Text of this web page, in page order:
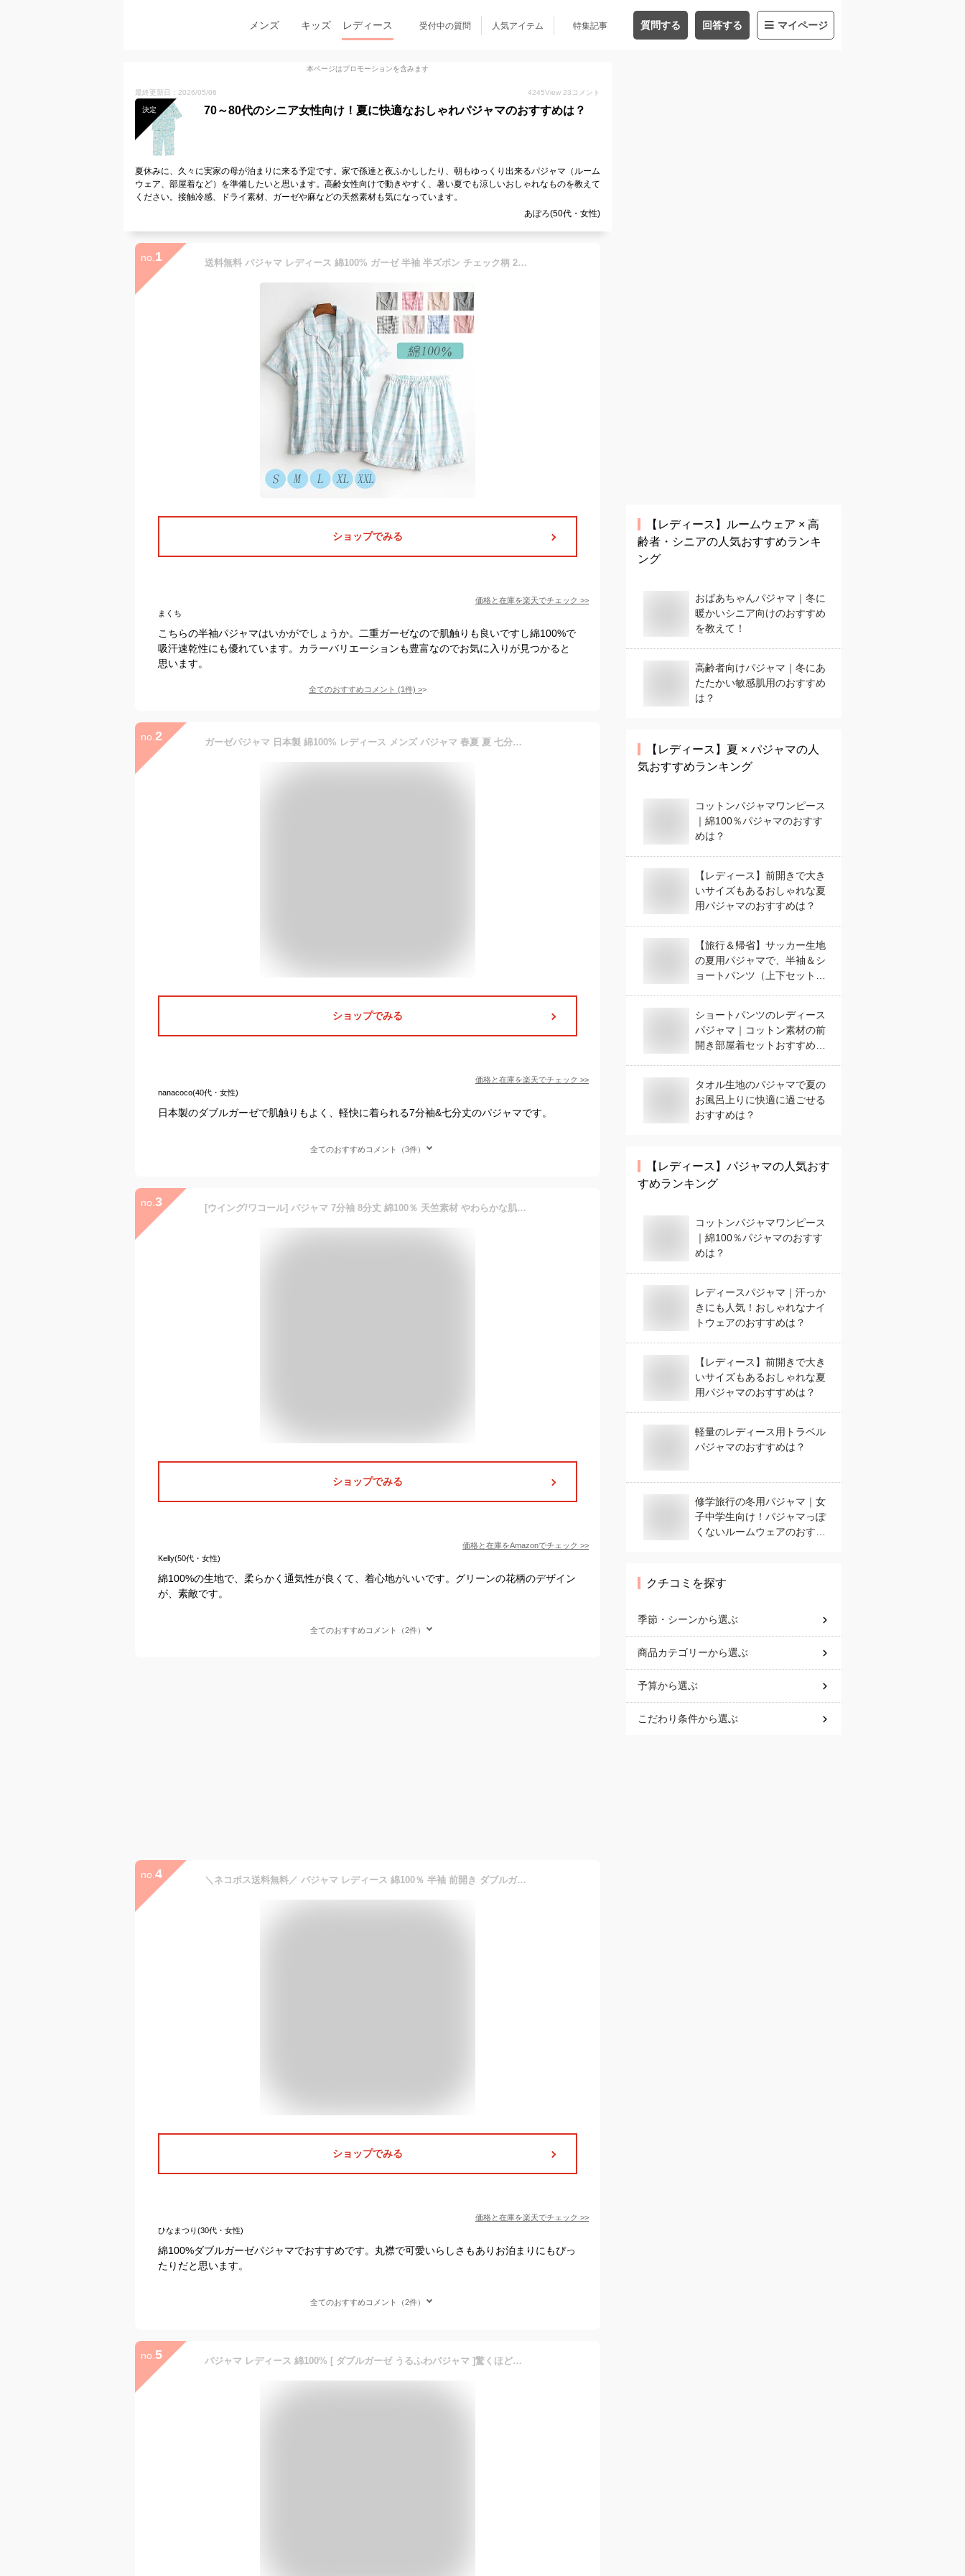
メンズ キッズ レディース 受付中の質問 人気アイテム 特集記事 質問する 回答する マイページ
本ページはプロモーションを含みます
最終更新日：2026/05/06 4245View 23 コメント
決定 70～80代のシニア女性向け！夏に快適なおしゃれパジャマのおすすめは？
夏休みに、久々に実家の母が泊まりに来る予定です。家で孫達と夜ふかししたり、朝もゆっくり出来るパジャマ（ルーム
ウェア、部屋着など）を準備したいと思います。高齢女性向けで動きやすく、暑い夏でも涼しいおしゃれなものを教えて
ください。接触冷感、ドライ素材、ガーゼや麻などの天然素材も気になっています。
あぽろ(50代・女性)
no. 1 送料無料 パジャマ レディース 綿100% ガーゼ 半袖 半ズボン チェック柄 2重ガーゼ ルームウェア 夏 レディースパジャマ 大きいサイズ 半袖半パンツ
ショップでみる
価格と在庫を楽天でチェック >>
まくち
こちらの半袖パジャマはいかがでしょうか。二重ガーゼなので肌触りも良いですし綿100%で
吸汗速乾性にも優れています。カラーバリエーションも豊富なのでお気に入りが見つかると
思います。
全てのおすすめコメント (1件) >
no. 2 ガーゼパジャマ 日本製 綿100% レディース メンズ パジャマ 春夏 夏 七分袖 半袖 実用的 ルームウェア 薄手 涼しい 大きい おしゃれ 2重ガーゼ ダブルガーゼ ゆったり 部屋着 母の日 父の日 プレゼント ラッピング ギフト 三河木綿 アエリア
ショップでみる
価格と在庫を楽天でチェック >>
nanacoco(40代・女性)
日本製のダブルガーゼで肌触りもよく、軽快に着られる7分袖&七分丈のパジャマです。
全てのおすすめコメント（3件）
no. 3 [ウイング/ワコール] パジャマ 7分袖 8分丈 綿100％ 天竺素材 やわらかな肌ざわり 上下セット 前あきタイプ 丸首 ゆったり シルエット EP8091 レディース BU
ショップでみる
価格と在庫をAmazonでチェック >>
Kelly(50代・女性)
綿100%の生地で、柔らかく通気性が良くて、着心地がいいです。グリーンの花柄のデザイン
が、素敵です。
全てのおすすめコメント（2件）
no. 4 ＼ネコポス送料無料／ パジャマ レディース 綿100％ 半袖 前開き ダブルガーゼ コットン 無地 夏 母の日 ギフト コットン100% 二重ガーゼ 入院 可愛い 大人用 レディース 大きいサイズ Roomsuppli ルームサプリ M L LL 72305 72404 72305all 圧縮
ショップでみる
価格と在庫を楽天でチェック >>
ひなまつり(30代・女性)
綿100%ダブルガーゼパジャマでおすすめです。丸襟で可愛いらしさもありお泊まりにもぴっ
たりだと思います。
全てのおすすめコメント（2件）
no. 5 パジャマ レディース 綿100% [ ダブルガーゼ うるふわパジャマ ]驚くほどの軽さとやわらかさを実現したガーゼパジャマ ルームウェア 長袖 パジャマ 前開き 上下セット コットンルームウェア マタニティ 可愛い ルームウェア かわいいパジャマ コットン【送料無料】
【レディース】
ルームウェア × 高
齢者・シニアの人気おすすめランキ
ング
おばあちゃんパジャマ｜冬に
暖かいシニア向けのおすすめ
を教えて！
高齢者向けパジャマ｜冬にあ
たたかい敏感肌用のおすすめ
は？
【レディース】 夏 × パジャマの人
気おすすめランキング
コットンパジャマワンピース
｜綿100％パジャマのおすす
めは？
【レディース】前開きで大き
いサイズもあるおしゃれな夏
用パジャマのおすすめは？
【旅行＆帰省】サッカー生地
の夏用パジャマで、半袖＆シ
ョートパンツ（上下セット）
ショートパンツのレディース
パジャマ｜コットン素材の前
開き部屋着セットおすすめ
タオル生地のパジャマで夏の
お風呂上りに快適に過ごせる
おすすめは？
【レディース】 パジャマの人気おす
すめランキング
コットンパジャマワンピース
｜綿100％パジャマのおすす
めは？
レディースパジャマ｜汗っか
きにも人気！おしゃれなナイ
トウェアのおすすめは？
【レディース】前開きで大き
いサイズもあるおしゃれな夏
用パジャマのおすすめは？
軽量のレディース用トラベル
パジャマのおすすめは？
修学旅行の冬用パジャマ｜女
子中学生向け！パジャマっぽ
くないルームウェアのおすす
クチコミを探す
季節・シーンから選ぶ
商品カテゴリーから選ぶ
予算から選ぶ
こだわり条件から選ぶ